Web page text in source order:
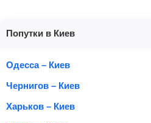
Попутки в Киев
Одесса – Киев
Чернигов – Киев
Харьков – Киев